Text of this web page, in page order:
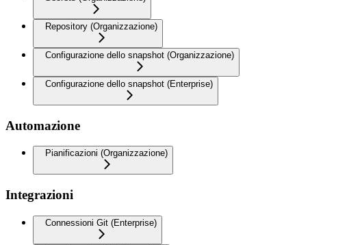
Repository (Organizzazione)
Configurazione dello snapshot (Organizzazione)
Configurazione dello snapshot (Enterprise)
Automazione
Pianificazioni (Organizzazione)
Integrazioni
Connessioni Git (Enterprise)